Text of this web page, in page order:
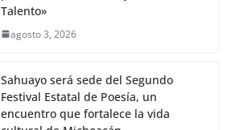
Talento»
agosto 3, 2026
Sahuayo será sede del Segundo
Festival Estatal de Poesía, un
encuentro que fortalece la vida